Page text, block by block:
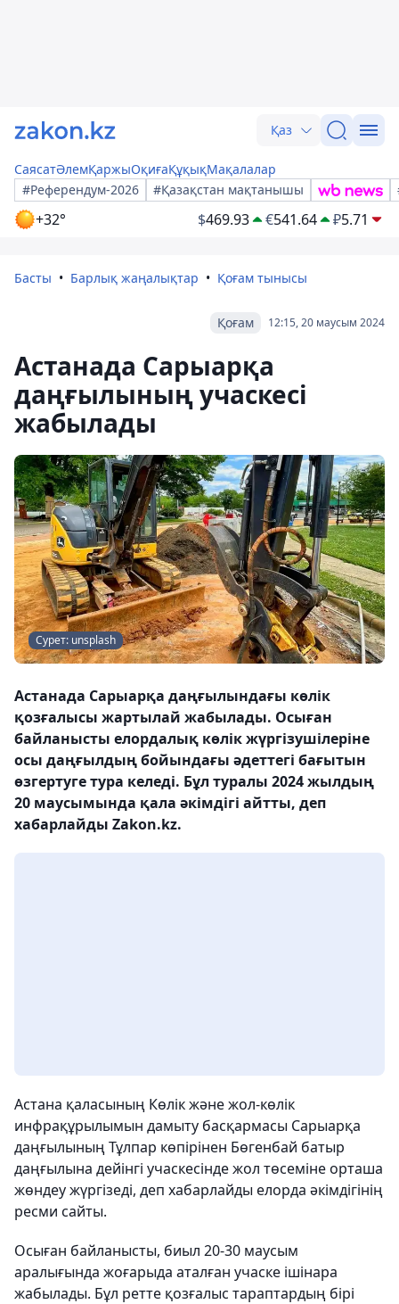
Қаз
СаясатӘлемҚаржыОқиғаҚұқықМақалалар
#Референдум-2026
#Қазақстан мақтанышы
+32° $469.93 €541.64 ₽5.71
Басты Барлық жаңалықтар Қоғам тынысы
12:15, 20 маусым 2024
Қоғам
Астанада Сарыарқа
даңғылының учаскесі
жабылады
Сурет: unsplash
Астанада Сарыарқа даңғылындағы көлік
қозғалысы жартылай жабылады. Осыған
байланысты елордалық көлік жүргізушілеріне
осы даңғылдың бойындағы әдеттегі бағытын
өзгертуге тура келеді. Бұл туралы 2024 жылдың
20 маусымында қала әкімдігі айтты, деп
хабарлайды Zakon.kz.
Астана қаласының Көлік және жол-көлік
инфрақұрылымын дамыту басқармасы Сарыарқа
даңғылының Тұлпар көпірінен Бөгенбай батыр
даңғылына дейінгі учаскесінде жол төсеміне орташа
жөндеу жүргізеді, деп хабарлайды елорда әкімдігінің
ресми сайты.
Осыған байланысты, биыл 20-30 маусым
аралығында жоғарыда аталған учаске ішінара
жабылады. Бұл ретте қозғалыс тараптардың бірі